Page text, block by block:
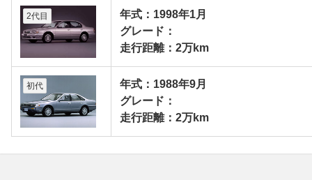
2代目
年式：1998年1月
グレード：
走行距離：2万km
初代
年式：1988年9月
グレード：
走行距離：2万km